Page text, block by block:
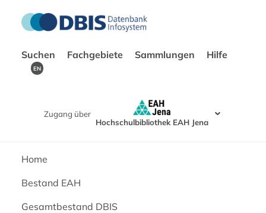
Suchen Fachgebiete Sammlungen Hilfe
EN
Zugang über
Hochschulbibliothek EAH Jena
Home
Bestand EAH
Gesamtbestand DBIS